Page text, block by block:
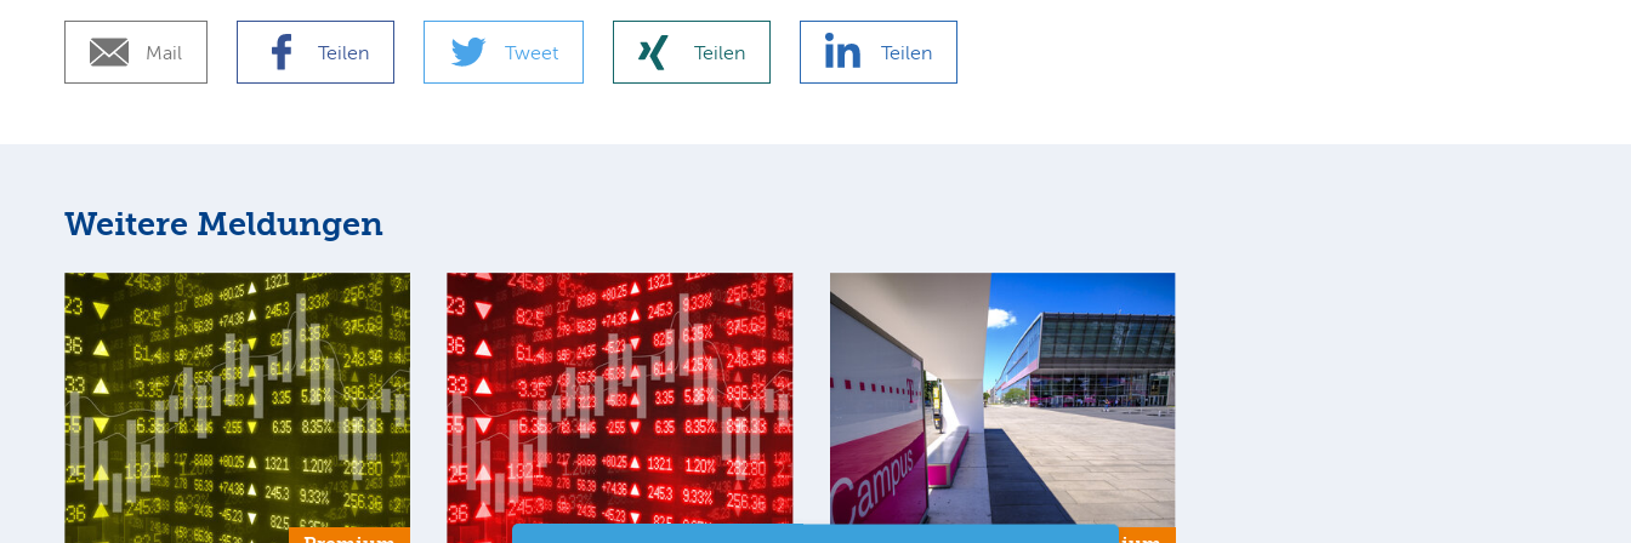
Mail Teilen Tweet Teilen Teilen
Weitere Meldungen